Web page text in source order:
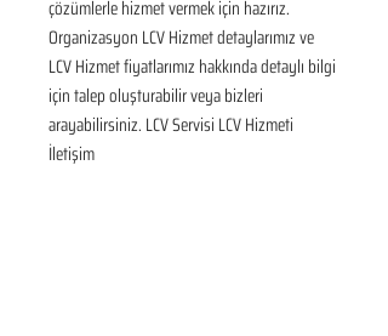
çözümlerle hizmet vermek için hazırız.
Organizasyon LCV Hizmet detaylarımız ve
LCV Hizmet fiyatlarımız hakkında detaylı bilgi
için talep oluşturabilir veya bizleri
arayabilirsiniz. LCV Servisi LCV Hizmeti
İletişim